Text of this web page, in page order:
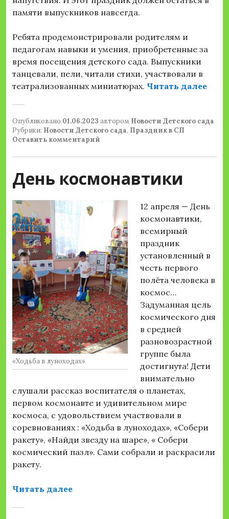
памяти выпускников навсегда.
Ребята продемонстрировали родителям и
педагогам навыки и умения, приобретенные за
время посещения детского сада. Выпускники
танцевали, пели, читали стихи, участвовали в
театрализованных миниатюрах. Читать далее
Опубликовано 01.06.2023 автором Новости Детского сада
Рубрики: Новости Детского сада, Праздник в СП
Оставить комментарий
День космонавтики
«Ходьба в луноходах»
12 апреля — День
космонавтики,
всемирный
праздник
установленный в
честь первого
полёта человека в
космос…
Задуманная цель
космического дня
в средней
разновозрастной
группе была
достигнута! Дети
внимательно
слушали рассказ воспитателя о планетах,
первом космонавте и удивительном мире
космоса, с удовольствием участвовали в
соревнованиях : «Ходьба в луноходах», «Собери
ракету», «Найди звезду на шаре», « Собери
космический пазл». Сами собрали и раскрасили
ракету.
Читать далее«День космонавтики»